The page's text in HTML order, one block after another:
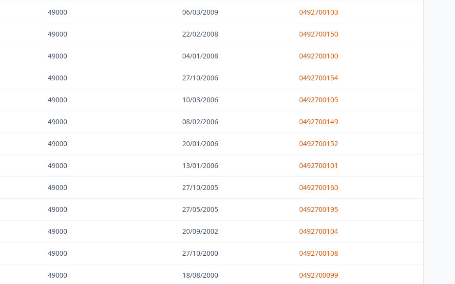
49000 06/03/2009 0492700103
49000 22/02/2008 0492700150
49000 04/01/2008 0492700100
49000 27/10/2006 0492700154
49000 10/03/2006 0492700105
49000 08/02/2006 0492700149
49000 20/01/2006 0492700152
49000 13/01/2006 0492700101
49000 27/10/2005 0492700160
49000 27/05/2005 0492700195
49000 20/09/2002 0492700104
49000 27/10/2000 0492700108
49000 18/08/2000 0492700099